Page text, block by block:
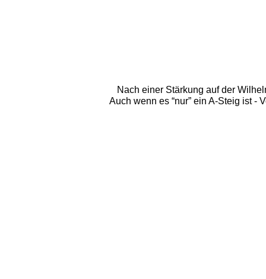
Nach einer Stärkung auf der
Auch wenn es “nur” ein A-Steig ist